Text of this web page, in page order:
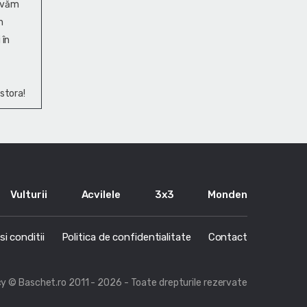
Vulturii Acvilele 3x3 Monden
conditii Politica de confidentialitate Contact
© Baschet.ro 2011 - 2026 - Toate drepturile rezervate